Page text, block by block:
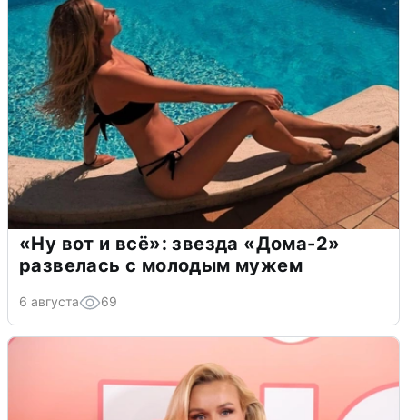
«Ну вот и всё»: звезда «Дома-2»
развелась с молодым мужем
6 августа 69